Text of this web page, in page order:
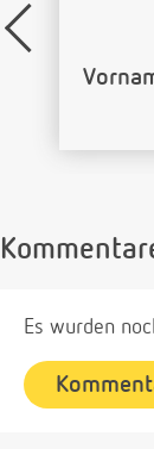
Name
Es wurden